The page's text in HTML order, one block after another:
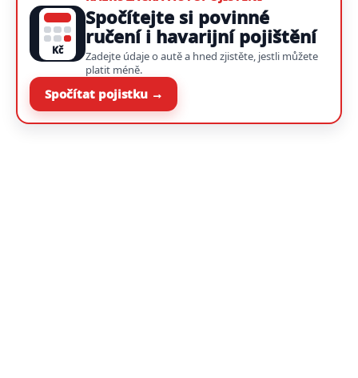
Kč
Spočítejte si povinné
ručení i havarijní pojištění
Zadejte údaje o autě a hned zjistěte, jestli můžete
platit méně.
Spočítat pojistku →